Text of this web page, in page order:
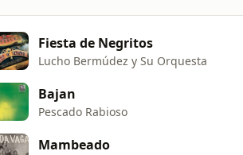
Fiesta de Negritos
Lucho Bermúdez y Su Orquesta
Bajan
Pescado Rabioso
Mambeado